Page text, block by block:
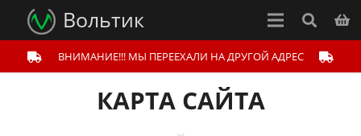
Вольтик
ВНИМАНИЕ!!! МЫ ПЕРЕЕХАЛИ НА ДРУГОЙ АДРЕС
КАРТА САЙТА